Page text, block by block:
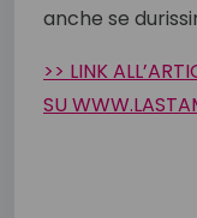
anche se
>> LINK
SU